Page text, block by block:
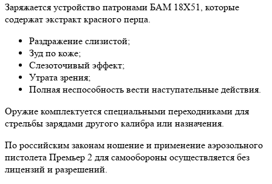
Заряжается устройство патронами БАМ 18Х51, которые
содержат экстракт красного перца.
Раздражение слизистой;
Зуд по коже;
Слезоточивый эффект;
Утрата зрения;
Полная неспособность вести наступательные действия.
Оружие комплектуется специальными переходниками для
стрельбы зарядами другого калибра или назначения.
По российским законам ношение и применение аэрозольного
пистолета Премьер 2 для самообороны осуществляется без
лицензий и разрешений.